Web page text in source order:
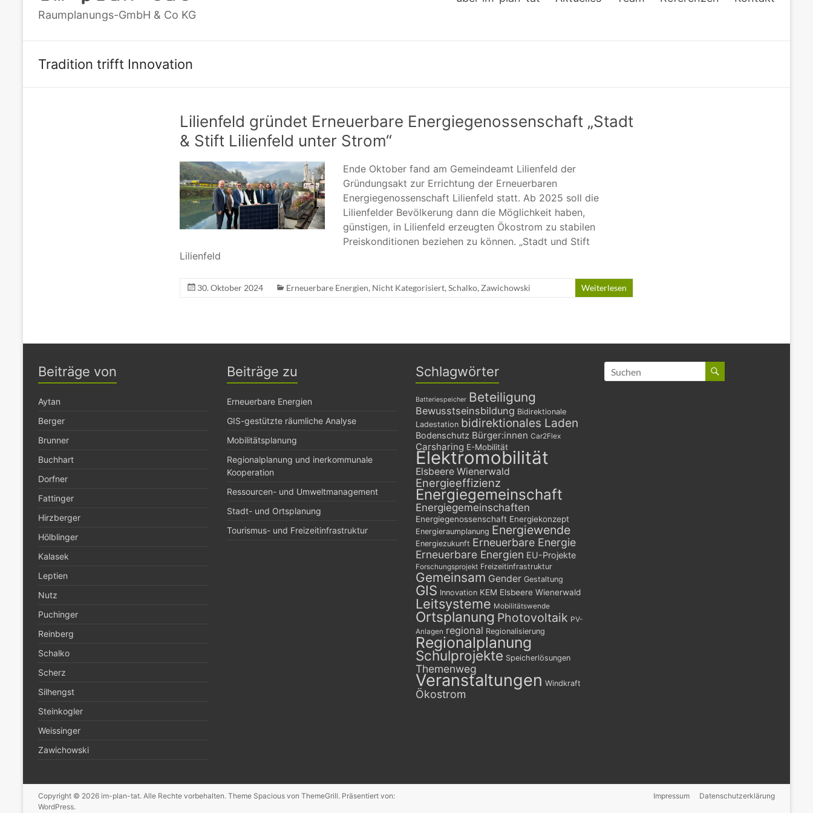
Raumplanungs-GmbH & Co KG
Tradition trifft Innovation
Lilienfeld gründet Erneuerbare Energiegenossenschaft „Stadt
& Stift Lilienfeld unter Strom“
Ende Oktober fand am Gemeindeamt Lilienfeld der
Gründungsakt zur Errichtung der Erneuerbaren
Energiegenossenschaft Lilienfeld statt. Ab 2025 soll die
Lilienfelder Bevölkerung dann die Möglichkeit haben,
günstigen, in Lilienfeld erzeugten Ökostrom zu stabilen
Preiskonditionen beziehen zu können. „Stadt und Stift
Lilienfeld
30. Oktober 2024 Erneuerbare Energien, Nicht Kategorisiert, Schalko, Zawichowski Weiterlesen
Beiträge von
Aytan
Berger
Brunner
Buchhart
Dorfner
Fattinger
Hirzberger
Hölblinger
Kalasek
Leptien
Nutz
Puchinger
Reinberg
Schalko
Scherz
Silhengst
Steinkogler
Weissinger
Zawichowski
Beiträge zu
Erneuerbare Energien
GIS-gestützte räumliche Analyse
Mobilitätsplanung
Regionalplanung und inerkommunale
Kooperation
Ressourcen- und Umweltmanagement
Stadt- und Ortsplanung
Tourismus- und Freizeitinfrastruktur
Schlagwörter
Batteriespeicher Beteiligung
Bewusstseinsbildung Bidirektionale
Ladestation bidirektionales Laden
Bodenschutz Bürger:innen Car2Flex
Carsharing E-Mobilität
Elektromobilität
Elsbeere Wienerwald
Energieeffizienz
Energiegemeinschaft
Energiegemeinschaften
Energiegenossenschaft Energiekonzept
Energieraumplanung Energiewende
Energiezukunft Erneuerbare Energie
Erneuerbare Energien EU-Projekte
Forschungsprojekt Freizeitinfrastruktur
Gemeinsam Gender Gestaltung
GIS Innovation KEM Elsbeere Wienerwald
Leitsysteme Mobilitätswende
Ortsplanung Photovoltaik PV-
Anlagen regional Regionalisierung
Regionalplanung
Schulprojekte Speicherlösungen
Themenweg
Veranstaltungen Windkraft
Ökostrom
Copyright © 2026 im-plan-tat. Alle Rechte vorbehalten. Theme Spacious von ThemeGrill. Präsentiert von:
WordPress.
Impressum Datenschutzerklärung